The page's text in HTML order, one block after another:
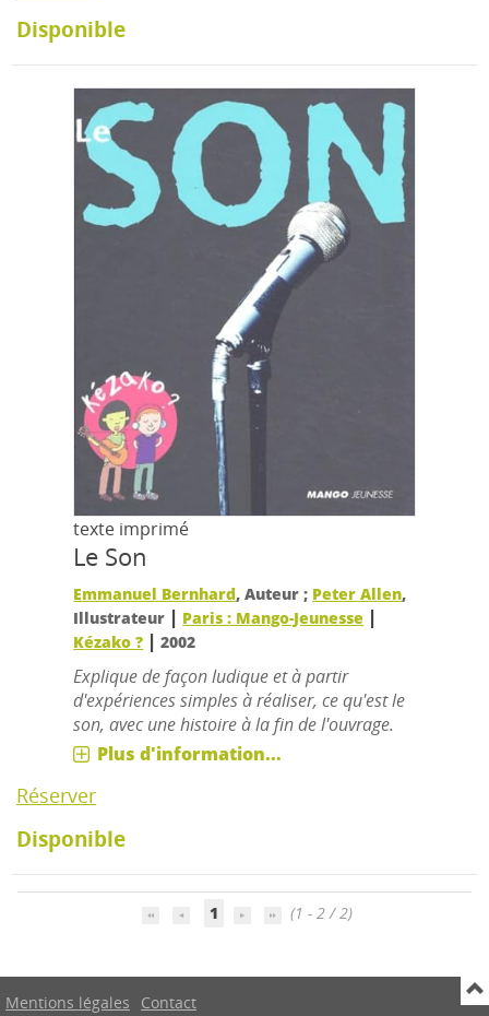
Disponible
texte imprimé
Le Son
Emmanuel Bernhard, Auteur ; Peter Allen,
Illustrateur | Paris : Mango-Jeunesse |
Kézako ? |2002
Explique de façon ludique et à partir
d'expériences simples à réaliser, ce qu'est le
son, avec une histoire à la fin de l'ouvrage.
Plus d'information...
Réserver
Disponible
1 (1 - 2 / 2)
Mentions légales Contact